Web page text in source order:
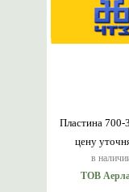
цену
в
Пластина 700-
ТОВ